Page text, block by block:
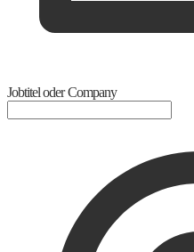
Jobtitel oder Company